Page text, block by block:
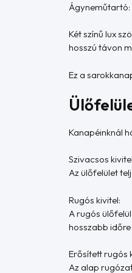
Ágyneműtartó:
Két színű lux
hosszú távon
Ez a
Kanapéinknál
Szivacsos
Az ülőfelület
Rugós kivitel:
A rugós
hosszabb időre
Erősített rugós
Az alap